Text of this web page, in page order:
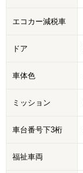
エコカー減税車
ドア
車体色
ミッション
車台番号下3桁
福祉車両